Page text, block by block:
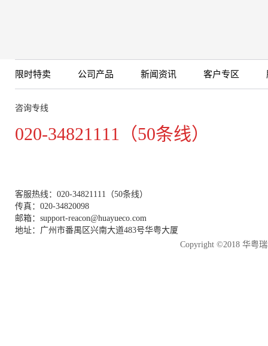
限时特卖 公司产品 新闻资讯 客户专区
咨询专线
020-34821111（50条线）
客服热线：020-34821111（50条线）
传真：020-34820098
邮箱：support-reacon@huayueco.com
地址：广州市番禺区兴南大道483号华粤大厦
Copyright ©2018 华粤